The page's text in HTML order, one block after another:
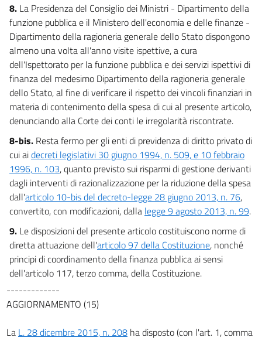
8. La Presidenza del Consiglio dei Ministri - Dipartimento della
funzione pubblica e il Ministero dell'economia e delle finanze -
Dipartimento della ragioneria generale dello Stato dispongono
almeno una volta all'anno visite ispettive, a cura
dell'Ispettorato per la funzione pubblica e dei servizi ispettivi di
finanza del medesimo Dipartimento della ragioneria generale
dello Stato, al fine di verificare il rispetto dei vincoli finanziari in
materia di contenimento della spesa di cui al presente articolo,
denunciando alla Corte dei conti le irregolarità riscontrate.
8-bis. Resta fermo per gli enti di previdenza di diritto privato di
cui aidecreti legislativi 30 giugno 1994, n. 509, e 10 febbraio
1996, n. 103, quanto previsto sui risparmi di gestione derivanti
dagli interventi di razionalizzazione per la riduzione della spesa
dall'articolo 10-bis del decreto-legge 28 giugno 2013, n. 76,
convertito, con modificazioni, dalla legge 9 agosto 2013, n. 99.
9. Le disposizioni del presente articolo costituiscono norme di
diretta attuazione dell'articolo 97 della Costituzione, nonché
principi di coordinamento della finanza pubblica ai sensi
dell'articolo 117, terzo comma, della Costituzione.
-------------
AGGIORNAMENTO (15)
La L. 28 dicembre 2015, n. 208 ha disposto (con l'art. 1, comma